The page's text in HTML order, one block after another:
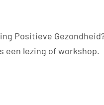
Positieve
een lezing of workshop.